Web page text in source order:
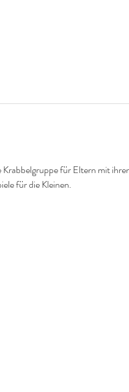
für Eltern mit
für die Kleinen.